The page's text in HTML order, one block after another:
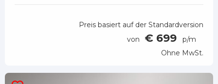
Preis basiert auf der Standardversion
von
€ 699
p/m
Ohne MwSt.